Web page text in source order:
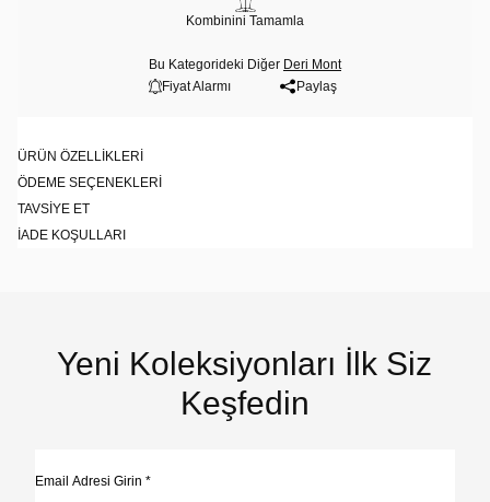
Kombinini Tamamla
Bu Kategorideki Diğer Deri Mont
Fiyat Alarmı
Paylaş
ÜRÜN ÖZELLIKLERI
ÖDEME SEÇENEKLERI
TAVSIYE ET
İADE KOŞULLARI
Yeni Koleksiyonları İlk Siz
Keşfedin